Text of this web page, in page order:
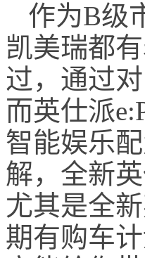
作为B级
凯美瑞都
过，通过
而英仕派
智能娱乐
解， 全新
尤其是全
期有购车